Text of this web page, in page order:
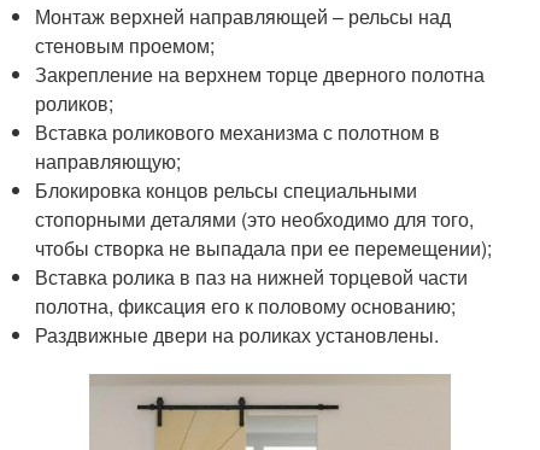
Монтаж верхней направляющей – рельсы над
стеновым проемом;
Закрепление на верхнем торце дверного полотна
роликов;
Вставка роликового механизма с полотном в
направляющую;
Блокировка концов рельсы специальными
стопорными деталями (это необходимо для того,
чтобы створка не выпадала при ее перемещении);
Вставка ролика в паз на нижней торцевой части
полотна, фиксация его к половому основанию;
Раздвижные двери на роликах установлены.